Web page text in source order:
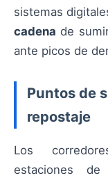
sistemas
cadena de
ante picos de
Puntos de
repostaje
Los
estaciones de